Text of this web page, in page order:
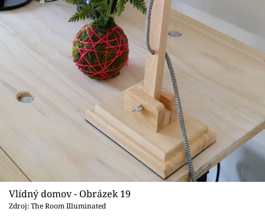
Vlídný domov - Obrázek 19
Zdroj: The Room Illuminated